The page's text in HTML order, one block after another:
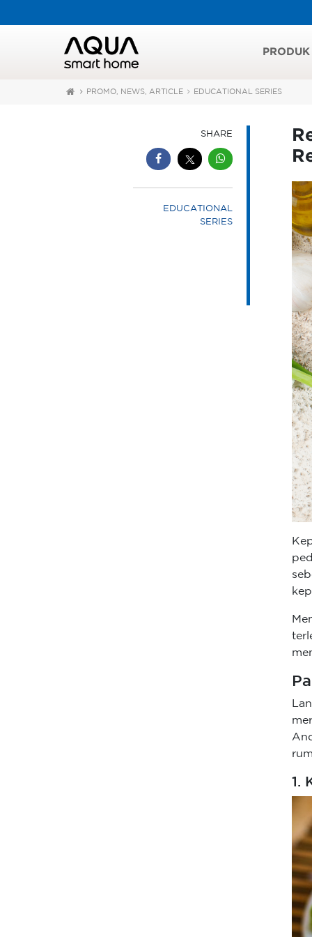
PRODUK
PROMO, NEWS, ARTICLE EDUCATIONAL SERIES
SHARE
EDUCATIONAL
SERIES
1.